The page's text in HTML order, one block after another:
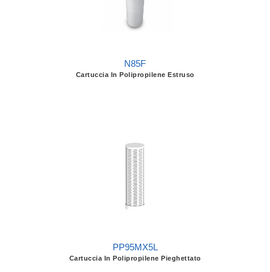
N85F
Cartuccia In Polipropilene Estruso
PP95MX5L
Cartuccia In Polipropilene Pieghettato